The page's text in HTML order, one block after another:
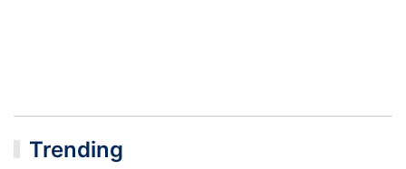
Trending